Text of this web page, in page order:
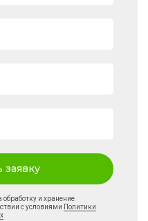
заявку
и хранение
с условиями Политики